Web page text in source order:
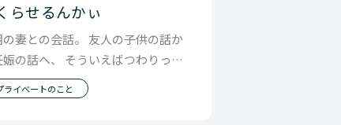
らせるんかぃ
妻との会話。 友人の子供の話か
娠の話へ、 そういえばつわりって
だったっけ？ とか話してたら 妻
めての
ライベートのこと